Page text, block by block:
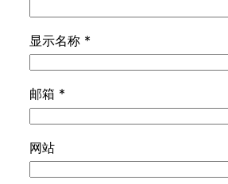
显示名称 *
邮箱 *
网站